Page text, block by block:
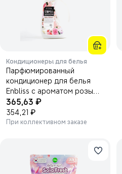
Кондиционеры для белья
Парфюмированный
кондиционер для белья
Enbliss с ароматом розы
1000 мл.
365,63 ₽
354,21 ₽
При коллективном заказе